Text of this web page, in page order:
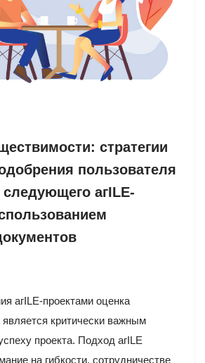
стратегии
пользователя
агILE-
агILE-проектами оценка
критически важным
проекта. Подход агILE
на гибкости, сотрудничестве